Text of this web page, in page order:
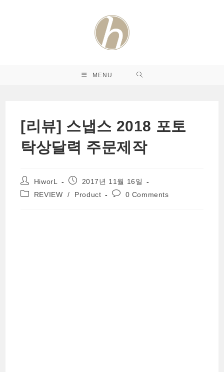
MENU
[리뷰] 스냅스 2018 포토
탁상달력 주문제작
Post
author:
HiworL
Post2017년 11월 16일
PostREVIEW / Product
Post0 Comments